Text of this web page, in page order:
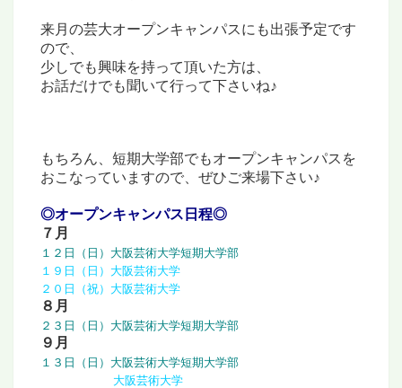
来月の芸大オープンキャンパスにも出張予定です
ので、
少しでも興味を持って頂いた方は、
お話だけでも聞いて行って下さいね♪
もちろん、短期大学部でもオープンキャンパスを
おこなっていますので、ぜひご来場下さい♪
◎オープンキャンパス日程◎
７月
１２日（日）大阪芸術大学短期大学部
１９日（日）大阪芸術大学
２０日（祝）大阪芸術大学
８月
２３日（日）大阪芸術大学短期大学部
９月
１３日（日）大阪芸術大学短期大学部
大阪芸術大学